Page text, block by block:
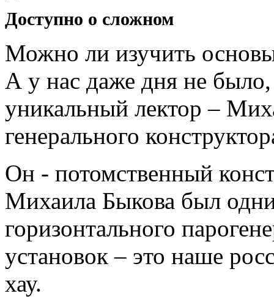
Доступно о сложном
Можно ли изучить
А у нас даже дня не
уникальный лектор –
генерального
Он - потомственный
Михаила Быкова был
горизонтального
установок – это наше
хау.